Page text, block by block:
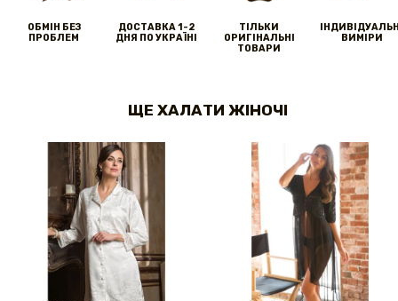
ОБМІН БЕЗ
ПРОБЛЕМ
ДОСТАВКА 1-2
ДНЯ ПО УКРАЇНІ
ТІЛЬКИ
ОРИГІНАЛЬНІ
ТОВАРИ
ВИМІРИ
ЩЕ ХАЛАТИ ЖІНОЧІ